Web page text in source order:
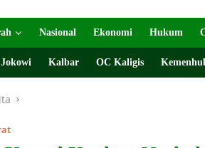
Nasional Ekonomi Hukum
Jokowi Kalbar OC Kaligis